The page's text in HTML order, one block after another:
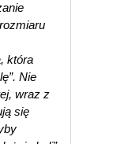
która
Nie
wraz z
się